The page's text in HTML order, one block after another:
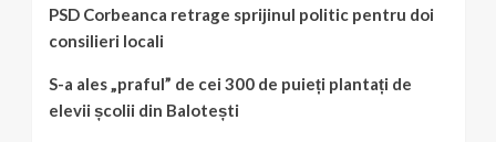
structuri
PSD Corbeanca retrage sprijinul politic pentru doi
consilieri locali
S-a ales „praful” de cei 300 de puieți plantați de
elevii școlii din Balotești